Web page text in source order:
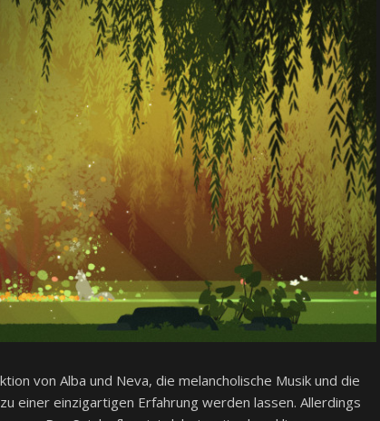
von Alba und Neva, die melancholische Musik und die
einer einzigartigen Erfahrung werden lassen. Allerdings